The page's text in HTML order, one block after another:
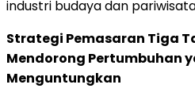
industri budaya dan
Strategi Pemasaran Tiga
Mendorong Pertumbuhan
Menguntungkan